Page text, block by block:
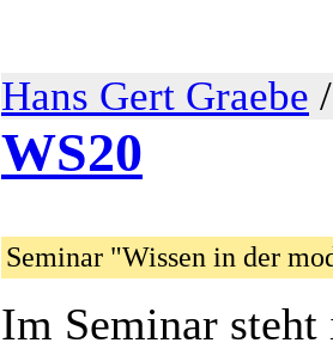
Hans Gert Graebe
WS20
Seminar "Wissen in der
Im Seminar steht